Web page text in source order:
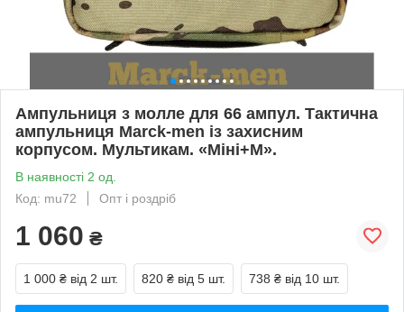
Ампульниця з молле для 66 ампул. Тактична
ампульниця Marck-men із захисним
корпусом. Мультикам. «Міні+М».
В наявності 2 од.
Код: mu72
Опт і роздріб
1 060 ₴
1 000 ₴ від 2 шт. 820 ₴ від 5 шт. 738 ₴ від 10 шт.